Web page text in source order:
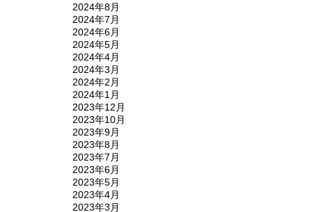
2024年8月
2024年7月
2024年6月
2024年5月
2024年4月
2024年3月
2024年2月
2024年1月
2023年12月
2023年10月
2023年9月
2023年8月
2023年7月
2023年6月
2023年5月
2023年4月
2023年3月